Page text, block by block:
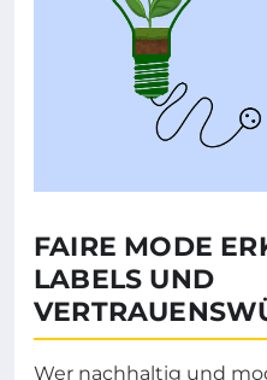
FAIRE MODE
LABELS UND
Wer nachhaltig und